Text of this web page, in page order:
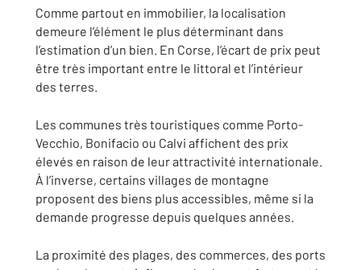
Comme partout en immobilier, la localisation
demeure l’élément le plus déterminant dans
l’estimation d’un bien. En Corse, l’écart de prix peut
être très important entre le littoral et l’intérieur
des terres.
Les communes très touristiques comme Porto-
Vecchio, Bonifacio ou Calvi affichent des prix
élevés en raison de leur attractivité internationale.
À l’inverse, certains villages de montagne
proposent des biens plus accessibles, même si la
demande progresse depuis quelques années.
La proximité des plages, des commerces, des ports